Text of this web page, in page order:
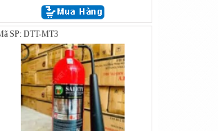
SP: DTT-MT3